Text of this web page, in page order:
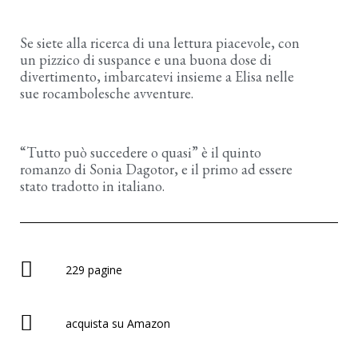
Se siete alla ricerca di una lettura piacevole, con
un pizzico di suspance e una buona dose di
divertimento, imbarcatevi insieme a Elisa nelle
sue rocambolesche avventure.
“Tutto può succedere o quasi” è il quinto
romanzo di Sonia Dagotor, e il primo ad essere
stato tradotto in italiano.
229 pagine
acquista su Amazon